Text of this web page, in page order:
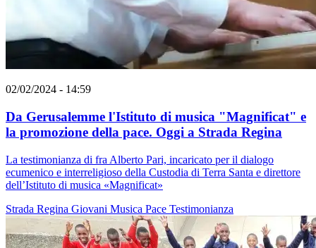
02/02/2024 - 14:59
Da Gerusalemme l'Istituto di musica "Magnificat" e
la promozione della pace. Oggi a Strada Regina
La testimonianza di fra Alberto Pari, incaricato per il dialogo
ecumenico e interreligioso della Custodia di Terra Santa e direttore
dell’Istituto di musica «Magnificat»
Strada Regina Giovani Musica Pace Testimonianza